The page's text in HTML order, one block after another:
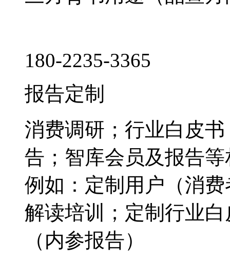
180-2235-3365
报告定制
消费调研；行业白皮
告；智库会员及报告
例如：定制用户（消
解读培训；定制行业
（内参报告）